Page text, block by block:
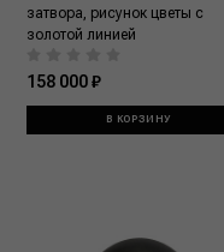
затвора, рисунок цветы с
золотой линией
158 000 ₽
В КОРЗИНУ